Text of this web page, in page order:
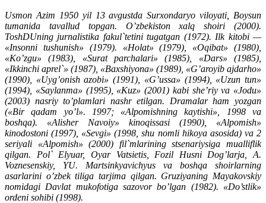
Usmon Azim 1950 yil 13 avgustda Surxondaryo viloyati, Boysun
tumanida tavallud topgan. O’zbekiston xalq shoiri (2000).
ToshDUning jurnalistika fakul`tetini tugatgan (1972). Ilk kitobi —
«Insonni tushunish» (1979). «Holat» (1979), «Oqibat» (1980),
«Ko’zgu» (1983), «Surat parchalari» (1985), «Dars» (1985),
«Ikkinchi aprel`» (1987), «Baxshiyona» (1989), «G’aroyib ajdarho»
(1990), «Uyg’onish azobi» (1991), «G’ussa» (1994), «Uzun tun»
(1994), «Saylanma» (1995), «Kuz» (2001) kabi she’riy va «Jodu»
(2003) nasriy to’plamlari nashr etilgan. Dramalar ham yozgan
(«Bir qadam yo’l». 1997; «Alpomishning kaytishi», 1998 va
boshqa). «Alisher Navoiy» kinoqissasi (1990), «Alpomish»
kinodostoni (1997), «Sevgi» (1998, shu nomli hikoya asosida) va 2
seriyali «Alpomish» (2000) fil`mlarining stsenariysiga mualliflik
qilgan. Pol` Elyuar, Oyar Vatsietis, Fozil Husni Dog’larja, A.
Voznesenskiy, YU. Martsinkyavichyus va boshqa shoirlarning
asarlarini o’zbek tiliga tarjima qilgan. Gruziyaning Mayakovskiy
nomidagi Davlat mukofotiga sazovor bo’lgan (1982). «Do’stlik»
ordeni sohibi (1998).